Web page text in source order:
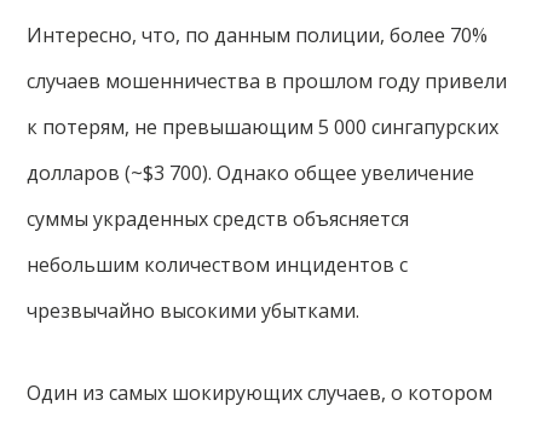
Интересно, что, по данным полиции, более 70%
случаев мошенничества в прошлом году привели
к потерям, не превышающим 5 000 сингапурских
долларов (~$3 700). Однако общее увеличение
суммы украденных средств объясняется
небольшим количеством инцидентов с
чрезвычайно высокими убытками.
Один из самых шокирующих случаев, о котором